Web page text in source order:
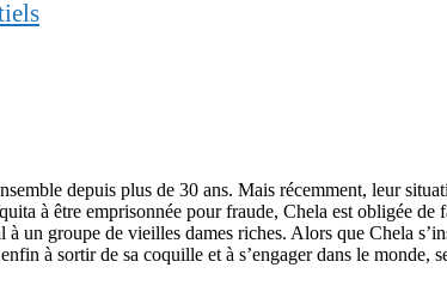
depuis plus de 30 ans. Mais récemment, leur
à être emprisonnée pour fraude, Chela est obligée
un groupe de vieilles dames riches. Alors que Chela
à sortir de sa coquille et à s’engager dans le monde,